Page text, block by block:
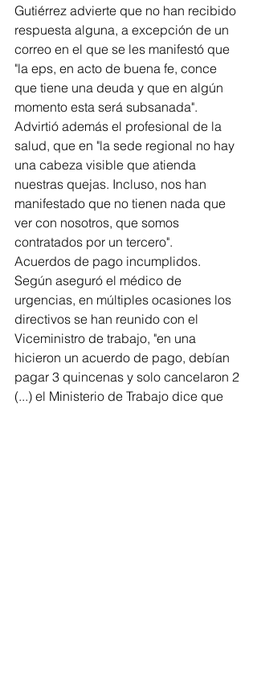
Gutiérrez advierte que no han recibido
respuesta alguna, a excepción de un
correo en el que se les manifestó que
"la eps, en acto de buena fe, conce
que tiene una deuda y que en algún
momento esta será subsanada".
Advirtió además el profesional de la
salud, que en "la sede regional no hay
una cabeza visible que atienda
nuestras quejas. Incluso, nos han
manifestado que no tienen nada que
ver con nosotros, que somos
contratados por un tercero".
Acuerdos de pago incumplidos.
Según aseguró el médico de
urgencias, en múltiples ocasiones los
directivos se han reunido con el
Viceministro de trabajo, "en una
hicieron un acuerdo de pago, debían
pagar 3 quincenas y solo cancelaron 2
(...) el Ministerio de Trabajo dice que